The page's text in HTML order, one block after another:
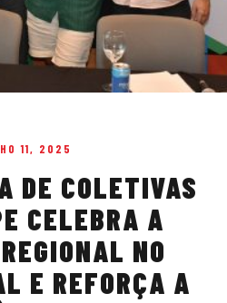
11, 2025
DE COLETIVAS
CELEBRA A
NO
E REFORÇA A